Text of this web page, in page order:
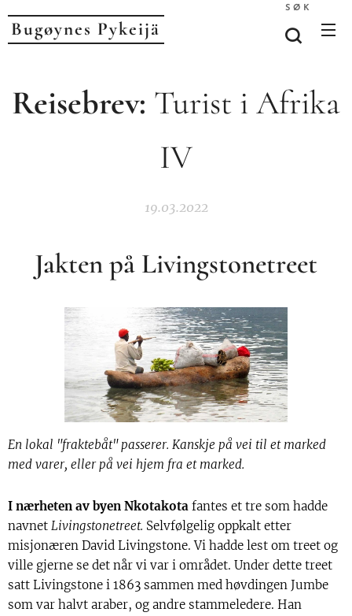
Bugøynes Pykeijä
SØK
Reisebrev: Turist i Afrika
IV
19.03.2022
Jakten på Livingstonetreet
En lokal "fraktebåt" passerer. Kanskje på vei til et marked
med varer, eller på vei hjem fra et marked.
I nærheten av byen Nkotakota fantes et tre som hadde
navnet Livingstonetreet. Selvfølgelig oppkalt etter
misjonæren David Livingstone. Vi hadde lest om treet og
ville gjerne se det når vi var i området. Under dette treet
satt Livingstone i 1863 sammen med høvdingen Jumbe
som var halvt araber, og andre stammeledere. Han